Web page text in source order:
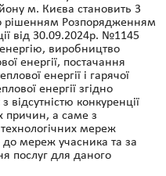
м. Києва становить 3
рішенням Розпорядженням
від 30.09.2024р. №1145
виробництво
енергії, постачання
енергії і гарячої
енергії згідно
відсутністю конкуренції
причин, а саме з
мереж
мереж учасника та за
послуг для даного